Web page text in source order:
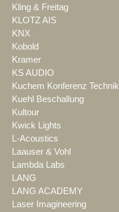
Kling & Freitag
KLOTZ AIS
KNX
Kobold
Kramer
KS AUDIO
Kuchem Konferenz Technik
Kuehl Beschallung
Kultour
Kwick Lights
L-Acoustics
Laauser & Vohl
Lambda Labs
LANG
LANG ACADEMY
Laser Imagineering